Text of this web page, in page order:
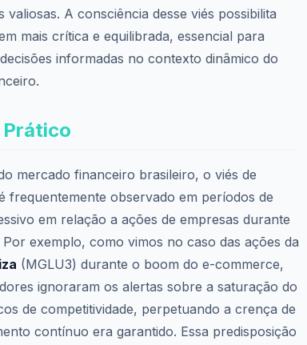
valiosas. A consciência desse viés possibilita
mais crítica e equilibrada, essencial para
informadas no contexto dinâmico do
Prático
mercado financeiro brasileiro, o viés de
frequentemente observado em períodos de
em relação a ações de empresas durante
exemplo, como vimos no caso das ações da
(MGLU3) durante o boom do e-commerce,
ignoraram os alertas sobre a saturação do
de competitividade, perpetuando a crença de
contínuo era garantido. Essa predisposição